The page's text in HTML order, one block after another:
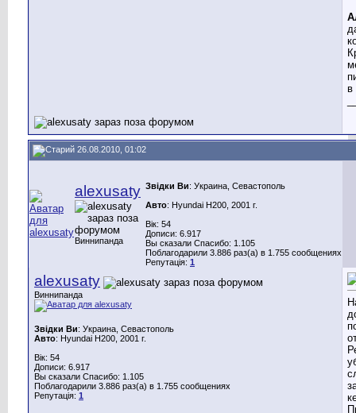
в
26.08.2010, 01:02
alexusaty
Виннипанда
Звідки Ви: Украина, Севастополь
Авто: Hyundai H200, 2001 г.
Вік: 54
Дописи: 6.917
Вы сказали Спасибо: 1.105
Поблагодарили 3.886 раз(а) в 1.755 сообщениях
Репутація: 1
alexusaty
Виннипанда
Звідки Ви: Украина, Севастополь
Авто: Hyundai H200, 2001 г.
Вік: 54
Дописи: 6.917
Вы сказали Спасибо: 1.105
Поблагодарили 3.886 раз(а) в 1.755 сообщениях
Репутація: 1